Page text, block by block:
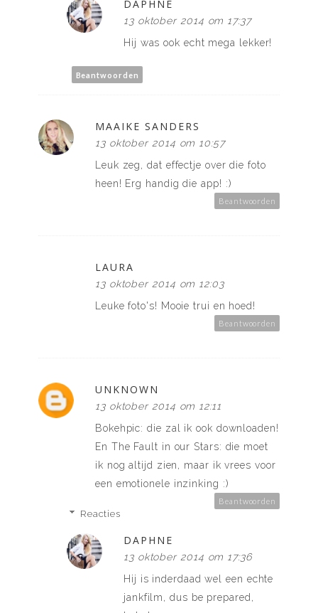
DAPHNE
13 oktober 2014 om 17:37
Hij was ook echt mega lekker!
Beantwoorden
MAAIKE SANDERS
13 oktober 2014 om 10:57
Leuk zeg, dat effectje over die foto
heen! Erg handig die app! :)
Beantwoorden
LAURA
13 oktober 2014 om 12:03
Leuke foto's! Mooie trui en hoed!
Beantwoorden
UNKNOWN
13 oktober 2014 om 12:11
Bokehpic: die zal ik ook downloaden!
En The Fault in our Stars: die moet
ik nog altijd zien, maar ik vrees voor
een emotionele inzinking :)
Beantwoorden
Reacties
DAPHNE
13 oktober 2014 om 17:36
Hij is inderdaad wel een echte
jankfilm, dus be prepared,